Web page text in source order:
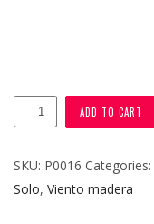
"Catro
Poemas
ADD TO CART
SKU: P0016 Categories:
Solo, Viento madera